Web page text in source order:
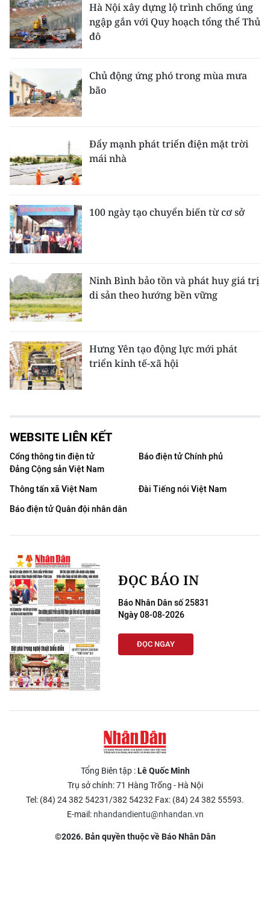
Hà Nội xây dựng lộ trình chống úng
ngập gắn với Quy hoạch tổng thể Thủ
đô
Chủ động ứng phó trong mùa mưa
bão
Đẩy mạnh phát triển điện mặt trời
mái nhà
100 ngày tạo chuyển biến từ cơ sở
Ninh Bình bảo tồn và phát huy giá trị
di sản theo hướng bền vững
Hưng Yên tạo động lực mới phát
triển kinh tế-xã hội
WEBSITE LIÊN KẾT
Cổng thông tin điện tử
Đảng Cộng sản Việt Nam
Báo điện tử Chính phủ
Thông tấn xã Việt Nam
Đài Tiếng nói Việt Nam
Báo điện tử Quân đội nhân dân
ĐỌC BÁO IN
Báo Nhân Dân số 25831
Ngày 08-08-2026
ĐỌC NGAY
Tổng Biên tập :Lê Quốc Minh
Trụ sở chính: 71 Hàng Trống - Hà Nội
Tel: (84) 24 382 54231/382 54232 Fax: (84) 24 382 55593.
E-mail: nhandandientu@nhandan.vn
©2026. Bản quyền thuộc về Báo Nhân Dân